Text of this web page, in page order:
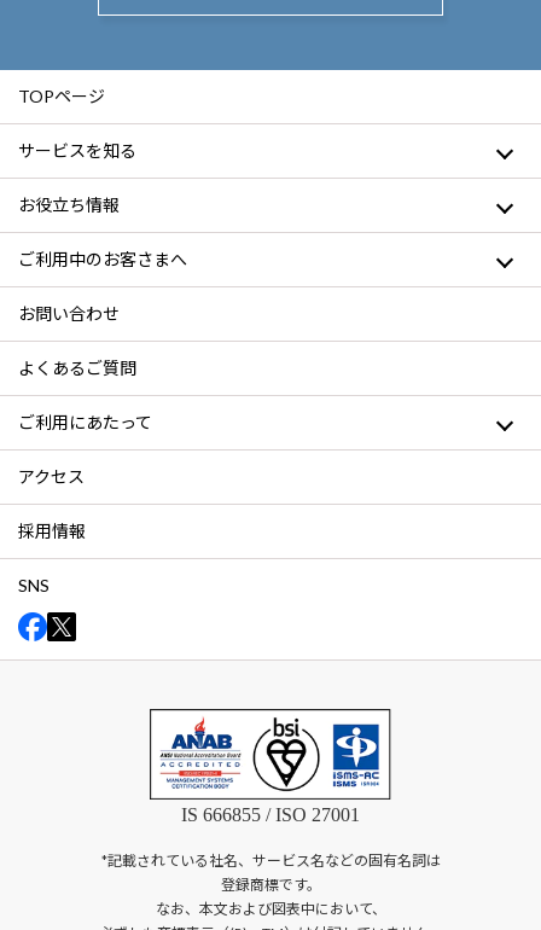
TOPページ
サービスを知る
お役立ち情報
ご利用中のお客さまへ
お問い合わせ
よくあるご質問
ご利用にあたって
アクセス
採用情報
SNS
IS 666855 / ISO 27001
*記載されている社名、サービス名などの固有名詞は
登録商標です。
なお、本文および図表中において、